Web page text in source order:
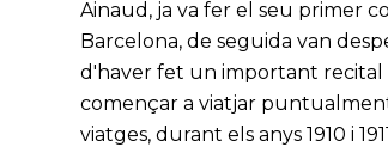
Ainaud, ja va fer el seu primer
Barcelona, de seguida van
d'haver fet un important recital
començar a viatjar
viatges, durant els anys 1910 i